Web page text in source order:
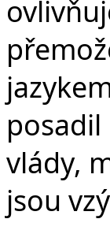
posadil
vlády,
jsou